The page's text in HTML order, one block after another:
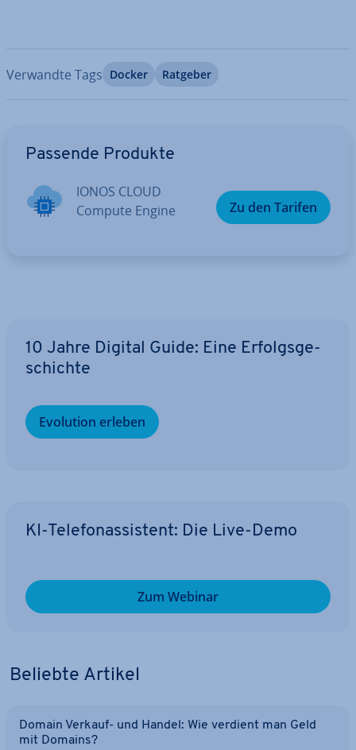
Verwandte Tags Docker Ratgeber
Passende Produkte
IONOS CLOUD
Compute Engine
Zu den Tarifen
10 Jahre Digital Guide: Eine Er­folgs­ge­
schich­te
Evolution erleben
KI-Te­le­fon­as­sis­tent: Die Live-Demo
Zum Webinar
Beliebte Artikel
Domain Verkauf- und Handel: Wie verdient man Geld
mit Domains?